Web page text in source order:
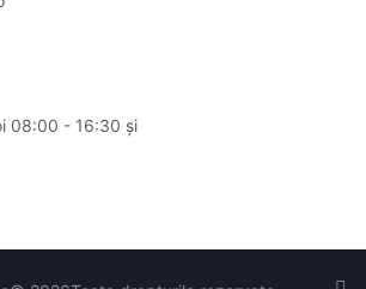
08:00 - 16:30 și